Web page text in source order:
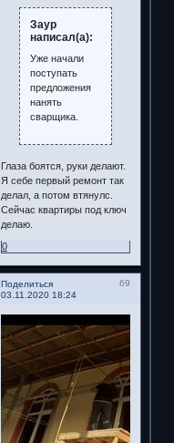
Заур
написал(а):
Уже начали
поступать
предложения
нанять
сварщика.
Глаза боятся, руки делают.
Я себе первый ремонт так
делал, а потом втянулс.
Сейчас квартиры под ключ
делаю.
0
Поделиться
69
03.11.2020 18:24